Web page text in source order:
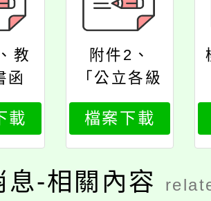
教
函
載
附件2、
「公立各級
學校專任教
師兼職處理
原則」、
「國立各級
學校兼任行
檔案下載
息-相關內容